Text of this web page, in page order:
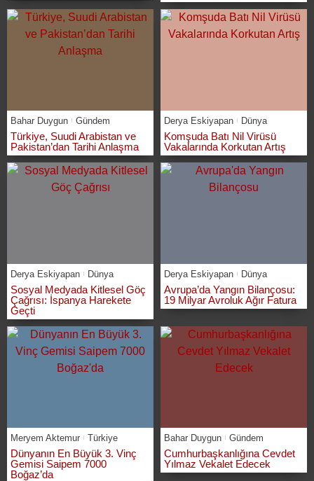
Bahar Duygun Gündem
Türkiye, Suudi Arabistan ve
Pakistan’dan Tarihi Anlaşma
Derya Eskiyapan Dünya
Komşuda Batı Nil Virüsü
Vakalarında Korkutan Artış
Derya Eskiyapan Dünya
Sosyal Medyada Kitlesel Göç
Çağrısı: İspanya Harekete
Geçti
Derya Eskiyapan Dünya
Avrupa’da Yangın Bilançosu:
19 Milyar Avroluk Ağır Fatura
Meryem Aktemur Türkiye
Dünyanın En Büyük 3. Vinç
Gemisi Saipem 7000
Boğaz’da
Bahar Duygun Gündem
Cumhurbaşkanlığına Cevdet
Yılmaz Vekalet Edecek